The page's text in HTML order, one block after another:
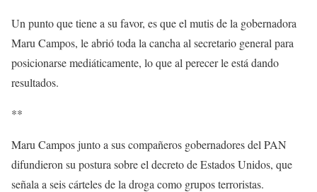
Un punto que tiene a su favor, es que el mutis de la gobernadora
Maru Campos, le abrió toda la cancha al secretario general para
posicionarse mediáticamente, lo que al perecer le está dando
resultados.
**
Maru Campos junto a sus compañeros gobernadores del PAN
difundieron su postura sobre el decreto de Estados Unidos, que
señala a seis cárteles de la droga como grupos terroristas.